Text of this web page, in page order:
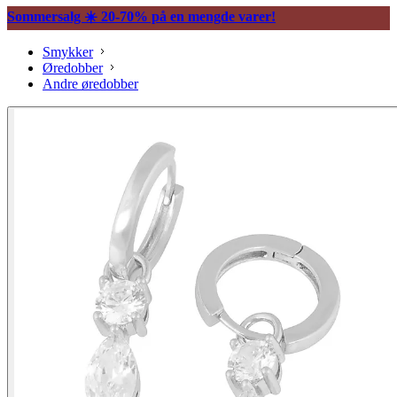
Sommersalg ☀️ 20-70% på en mengde varer!
Smykker
Øredobber
Andre øredobber